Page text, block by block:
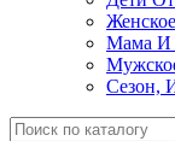
Мама
Сезон,